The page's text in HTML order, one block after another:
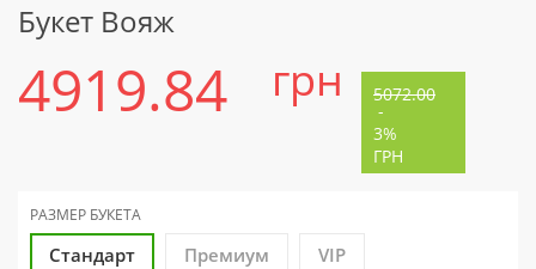
Букет Вояж
4919.84 грн 5072.00
-
3%
ГРН
РАЗМЕР БУКЕТА
Стандарт Премиум VIP